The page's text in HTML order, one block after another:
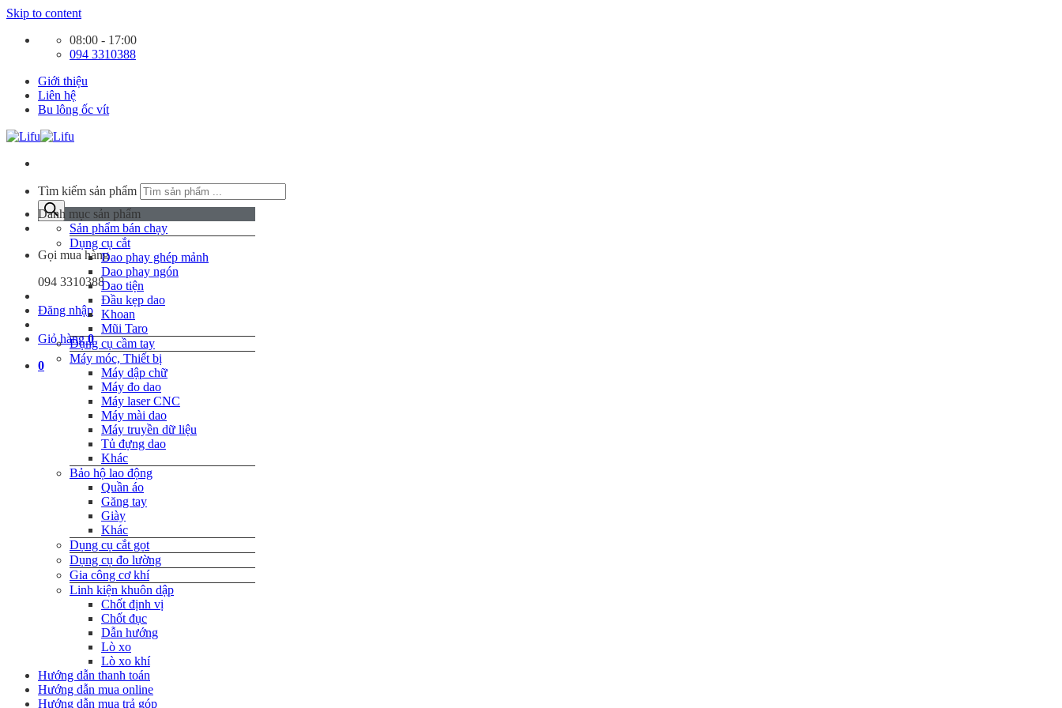
Skip to content
08:00 - 17:00
094 3310388
Giới thiệu
Liên hệ
Bu lông ốc vít
Tìm kiếm sản phẩm
Gọi mua hàng
094 3310388
Đăng nhập
Giỏ hàng0
0
Danh mục sản phẩm
Sản phẩm bán chạy
Dụng cụ cắt
Dao phay ghép mảnh
Dao phay ngón
Dao tiện
Đầu kẹp dao
Khoan
Mũi Taro
Dụng cụ cầm tay
Máy móc, Thiết bị
Máy dập chữ
Máy đo dao
Máy laser CNC
Máy mài dao
Máy truyền dữ liệu
Tủ đựng dao
Khác
Bảo hộ lao động
Quần áo
Găng tay
Giày
Khác
Dụng cụ cắt gọt
Dụng cụ đo lường
Gia công cơ khí
Linh kiện khuôn dập
Chốt định vị
Chốt đục
Dẫn hướng
Lò xo
Lò xo khí
Hướng dẫn thanh toán
Hướng dẫn mua online
Hướng dẫn mua trả góp